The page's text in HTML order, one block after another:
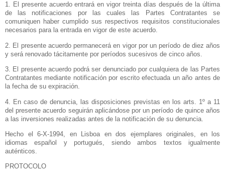
1. El presente acuerdo entrará en vigor treinta días después de la última
de las notificaciones por las cuales las Partes Contratantes se
comuniquen haber cumplido sus respectivos requisitos constitucionales
necesarios para la entrada en vigor de este acuerdo.
2. El presente acuerdo permanecerá en vigor por un período de diez años
y será renovado tácitamente por períodos sucesivos de cinco años.
3. El presente acuerdo podrá ser denunciado por cualquiera de las Partes
Contratantes mediante notificación por escrito efectuada un año antes de
la fecha de su expiración.
4. En caso de denuncia, las disposiciones previstas en los arts. 1º a 11
del presente acuerdo seguirán aplicándose por un período de quince años
a las inversiones realizadas antes de la notificación de su denuncia.
Hecho el 6-X-1994, en Lisboa en dos ejemplares originales, en los
idiomas español y portugués, siendo ambos textos igualmente
auténticos.
PROTOCOLO